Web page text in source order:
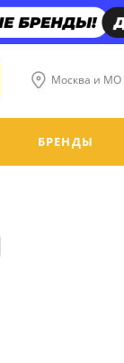
Москва и МО
БРЕНДЫ